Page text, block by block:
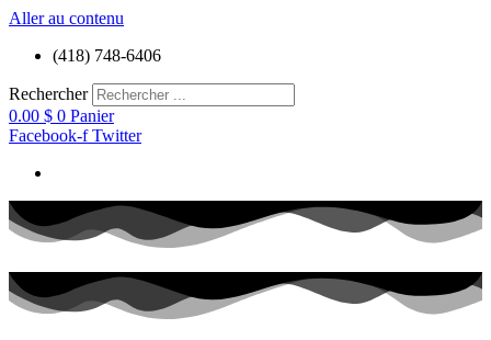
Aller au contenu
(418) 748-6406
Rechercher
0.00 $ 0 Panier
Facebook-f Twitter